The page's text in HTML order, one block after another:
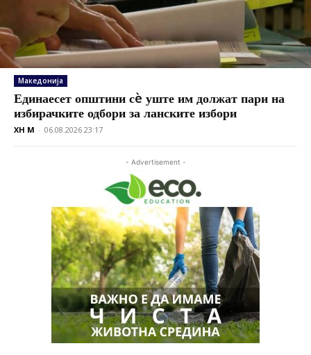
Македонија
Единаесет општини сè уште им должат пари на
избирачките одбори за ланските избори
XH M - 06.08.2026 23:17
- Advertisement -